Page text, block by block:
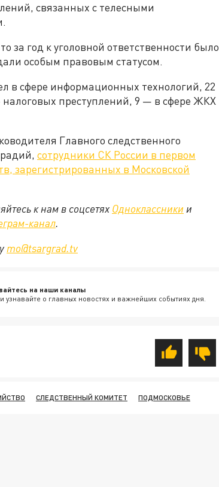
связанных с телесными
за год к уголовной ответственности было
особым правовым статусом.
в сфере информационных технологий, 22
преступлений, 9 — в сфере ЖКХ
Главного следственного
сотрудники СК России в первом
зарегистрированных в Московской
к нам в соцсетях Одноклассники и
канал.
mo@tsargrad.tv
на наши каналы
узнавайте о главных новостях и важнейших событиях дня.
СЛЕДСТВЕННЫЙ КОМИТЕТ ПОДМОСКОВЬЕ